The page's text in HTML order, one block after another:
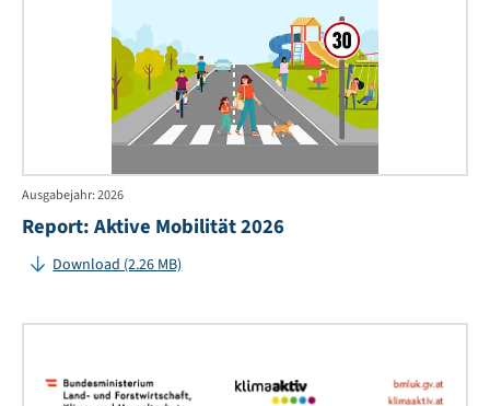
Ausgabejahr: 2026
Report: Aktive Mobilität 2026
Download (2.26 MB)